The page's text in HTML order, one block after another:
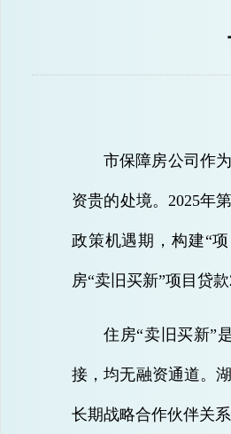
市保障房公司作
资贵的处境。2025年
政策机遇期，构建“
房“卖旧买新”项目贷
住房“卖旧买新”
接，均无融资通道。
长期战略合作伙伴关